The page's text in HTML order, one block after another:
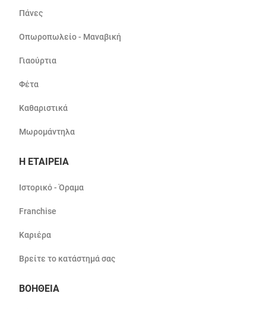
Πάνες
Οπωροπωλείο - Μαναβική
Γιαούρτια
Φέτα
Καθαριστικά
Μωρομάντηλα
Η ΕΤΑΙΡΕΙΑ
Ιστορικό - Όραμα
Franchise
Καριέρα
Βρείτε το κατάστημά σας
ΒΟΗΘΕΙΑ